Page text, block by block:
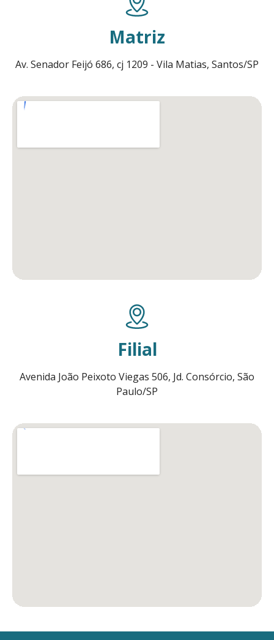
Matriz
Av. Senador Feijó 686, cj 1209 - Vila Matias, Santos/SP
Filial
Avenida João Peixoto Viegas 506, Jd. Consórcio, São
Paulo/SP